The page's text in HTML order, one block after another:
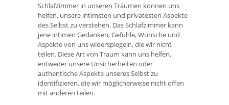
Schlafzimmer in unseren Träumen können uns
helfen, unsere intimsten und privatesten Aspekte
des Selbst zu verstehen. Das Schlafzimmer kann
jene intimen Gedanken, Gefühle, Wünsche und
Aspekte von uns widerspiegeln, die wir nicht
teilen. Diese Art von Traum kann uns helfen,
entweder unsere Unsicherheiten oder
authentische Aspekte unseres Selbst zu
identifizieren, die wir möglicherweise nicht offen
mit anderen teilen.